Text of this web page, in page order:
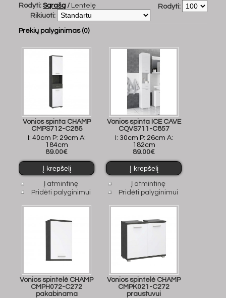
Rodyti: Sąrašą / Lentelę
Rodyti:
Rikiuoti:
Prekių palyginimas (0)
Vonios spinta CHAMP
CMPS712-C286
I: 40cm P: 29cm A:
184cm
89.00€
Į atmintinę
Pridėti palyginimui
Vonios spinta ICE CAVE
CQVS711-C857
I: 30cm P: 26cm A:
182cm
89.00€
Į atmintinę
Pridėti palyginimui
Vonios spintelė CHAMP
CMPH072-C272
pakabinama
Vonios spintelė CHAMP
CMPK021-C272
praustuvui